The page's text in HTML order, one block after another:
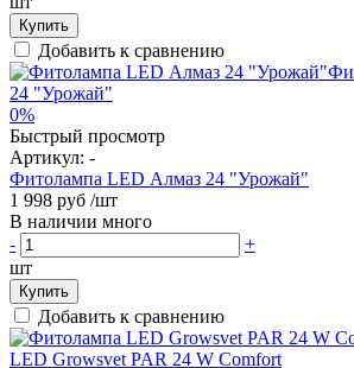
Купить
Добавить к сравнению
0%
Быстрый просмотр
Артикул: -
Фитолампа LED Алмаз 24 "Урожай"
1 998 руб /шт
В наличии много
-
+
шт
Купить
Добавить к сравнению